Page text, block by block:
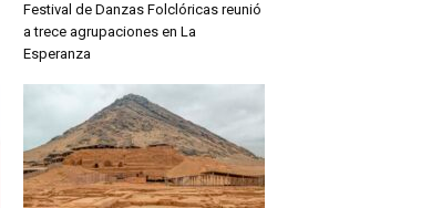
Festival de Danzas Folclóricas reunió
a trece agrupaciones en La
Esperanza